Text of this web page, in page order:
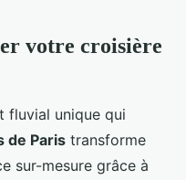
votre croisière
fluvial unique qui
de Paris transforme
sur-mesure grâce à